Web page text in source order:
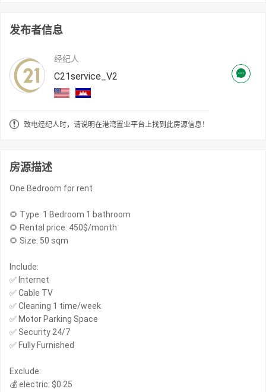
发布者信息
经纪人
C21service_V2
致电经纪人时，请说明在港湾置业平台上找到此房源信息！
房源描述
One Bedroom for rent
🌻 Type: 1 Bedroom 1 bathroom
🌻 Rental price: 450$/month
🌻 Size: 50 sqm
Include:
✅ Internet
✅ Cable TV
✅ Cleaning 1 time/week
✅ Motor Parking Space
✅ Security 24/7
✅ Fully Furnished
Exclude:
💰 electric: $0.25